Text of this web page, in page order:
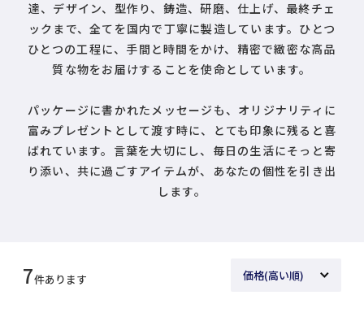
達、デザイン、型作り、鋳造、研磨、仕上げ、最終チェ
ックまで、全てを国内で丁寧に製造しています。ひとつ
ひとつの工程に、手間と時間をかけ、精密で緻密な高品
質な物をお届けすることを使命としています。
パッケージに書かれたメッセージも、オリジナリティに
富みプレゼントとして渡す時に、とても印象に残ると喜
ばれています。言葉を大切にし、毎日の生活にそっと寄
り添い、共に過ごすアイテムが、あなたの個性を引き出
します。
7件あります